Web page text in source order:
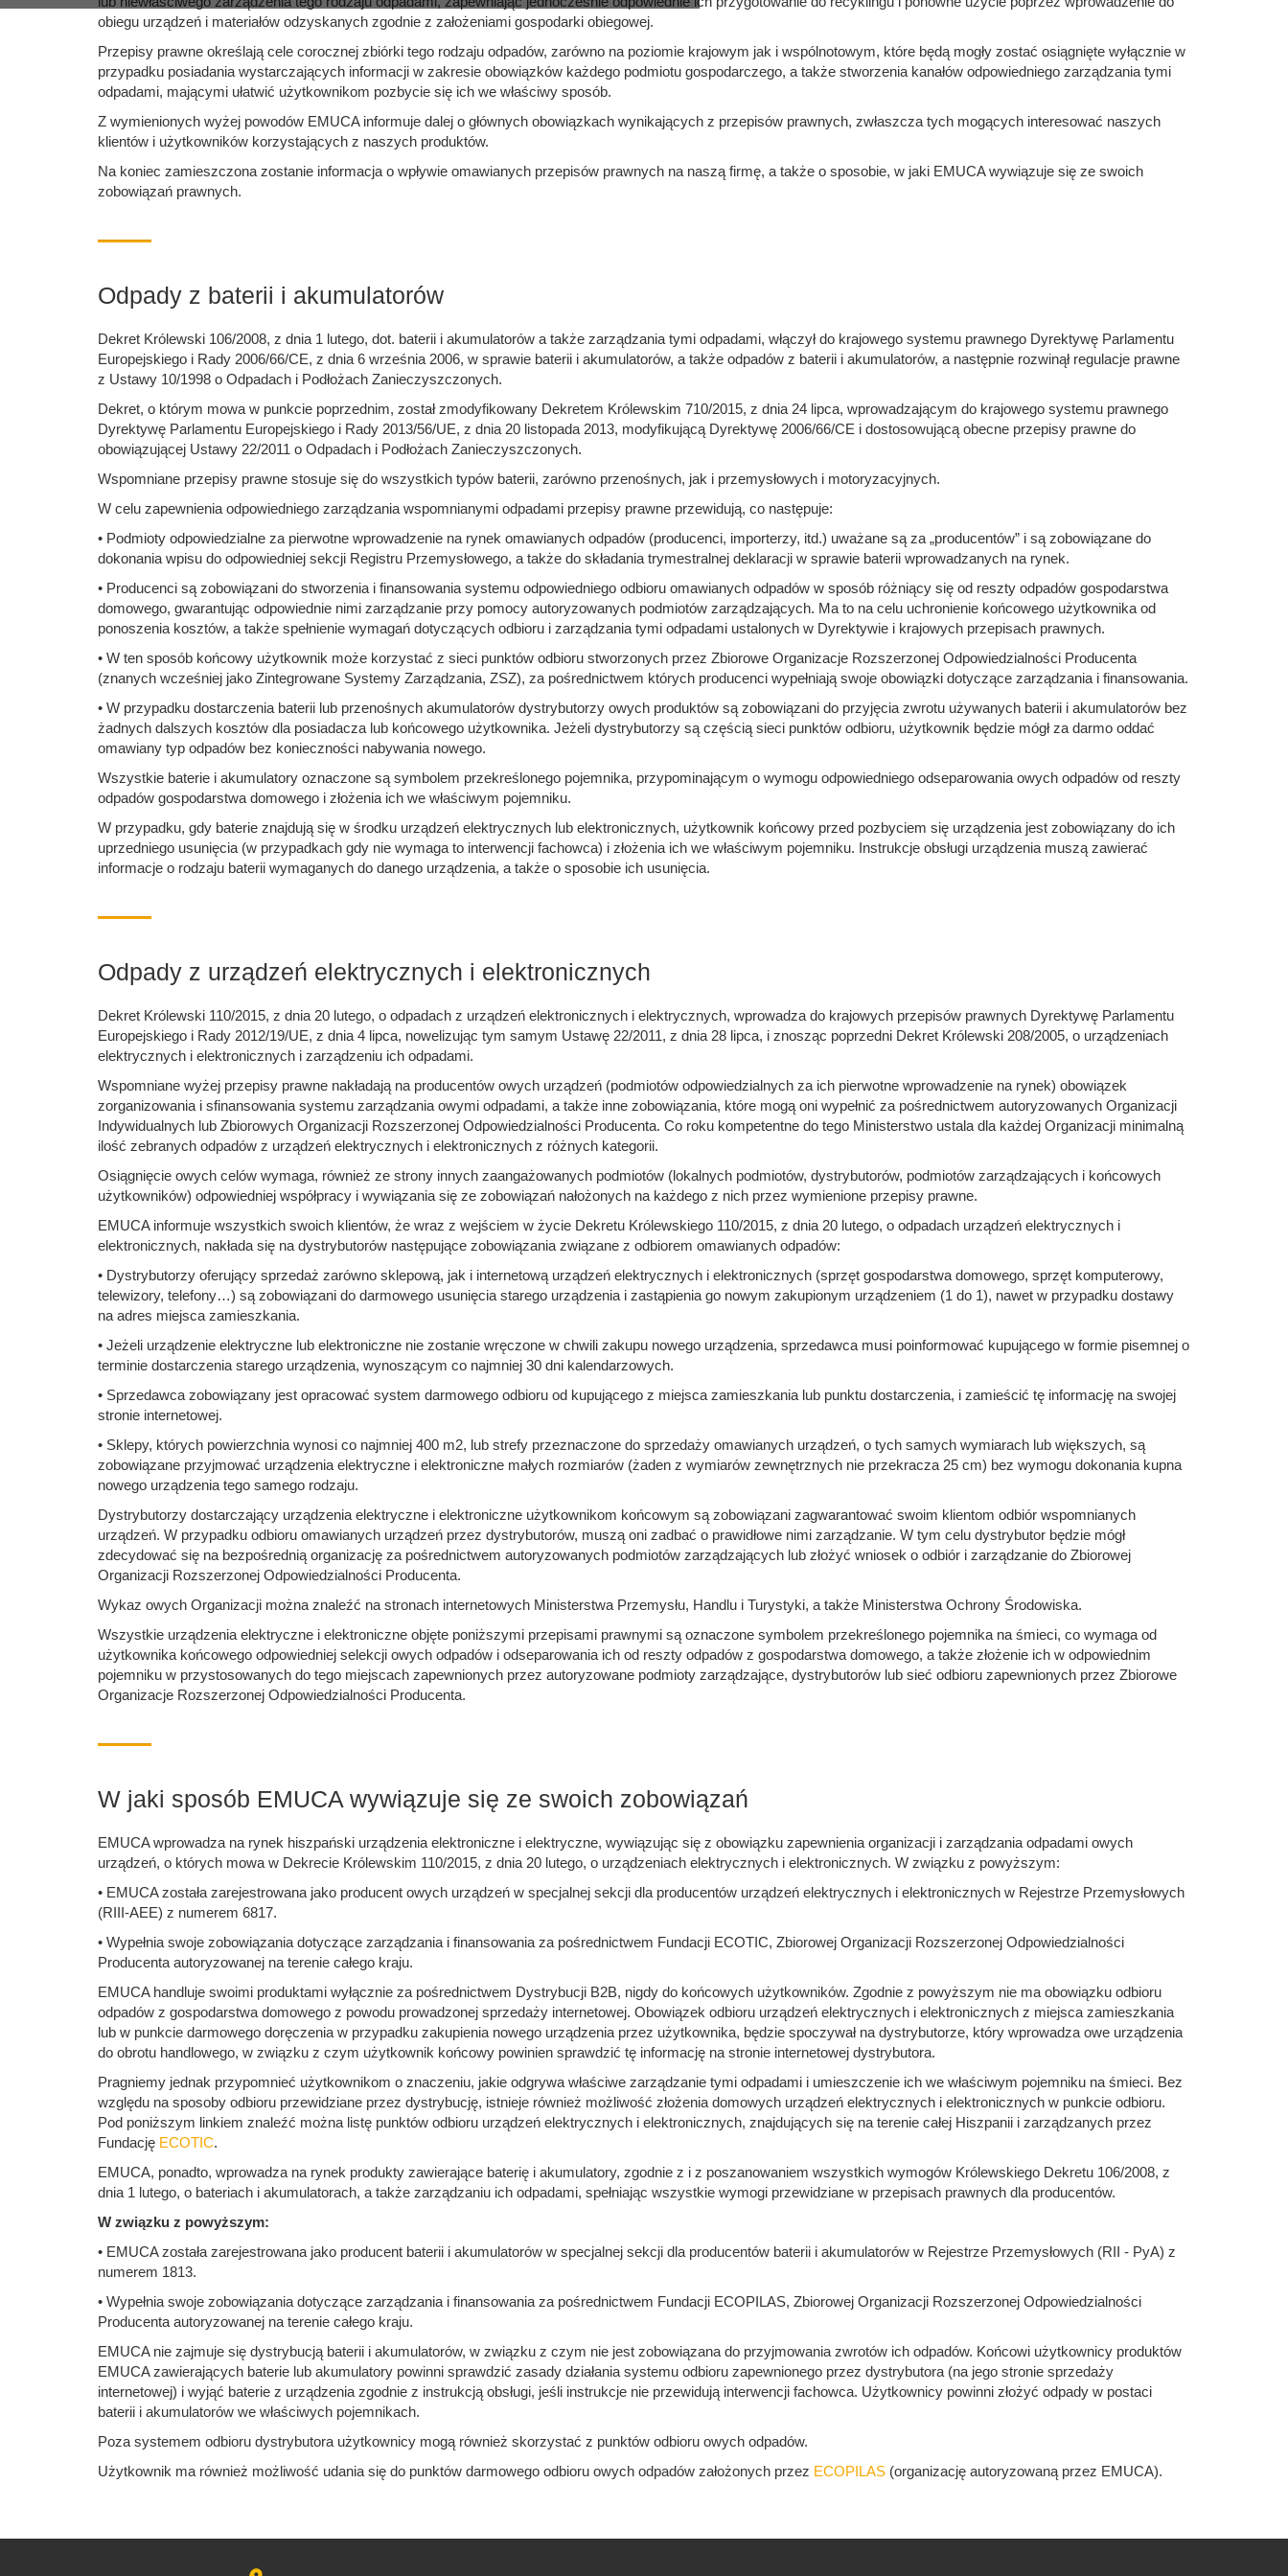
obiegu urządzeń i materiałów odzyskanych zgodnie z założeniami gospodarki obiegowej.
Przepisy prawne określają cele corocznej zbiórki tego rodzaju odpadów, zarówno na poziomie krajowym jak i wspólnotowym, które będą mogły zostać osiągnięte wyłącznie w
przypadku posiadania wystarczających informacji w zakresie obowiązków każdego podmiotu gospodarczego, a także stworzenia kanałów odpowiedniego zarządzania tymi
odpadami, mającymi ułatwić użytkownikom pozbycie się ich we właściwy sposób.
Z wymienionych wyżej powodów EMUCA informuje dalej o głównych obowiązkach wynikających z przepisów prawnych, zwłaszcza tych mogących interesować naszych
klientów i użytkowników korzystających z naszych produktów.
Na koniec zamieszczona zostanie informacja o wpływie omawianych przepisów prawnych na naszą firmę, a także o sposobie, w jaki EMUCA wywiązuje się ze swoich
zobowiązań prawnych.
Odpady z baterii i akumulatorów
Dekret Królewski 106/2008, z dnia 1 lutego, dot. baterii i akumulatorów a także zarządzania tymi odpadami, włączył do krajowego systemu prawnego Dyrektywę Parlamentu
Europejskiego i Rady 2006/66/CE, z dnia 6 września 2006, w sprawie baterii i akumulatorów, a także odpadów z baterii i akumulatorów, a następnie rozwinął regulacje prawne
z Ustawy 10/1998 o Odpadach i Podłożach Zanieczyszczonych.
Dekret, o którym mowa w punkcie poprzednim, został zmodyfikowany Dekretem Królewskim 710/2015, z dnia 24 lipca, wprowadzającym do krajowego systemu prawnego
Dyrektywę Parlamentu Europejskiego i Rady 2013/56/UE, z dnia 20 listopada 2013, modyfikującą Dyrektywę 2006/66/CE i dostosowującą obecne przepisy prawne do
obowiązującej Ustawy 22/2011 o Odpadach i Podłożach Zanieczyszczonych.
Wspomniane przepisy prawne stosuje się do wszystkich typów baterii, zarówno przenośnych, jak i przemysłowych i motoryzacyjnych.
W celu zapewnienia odpowiedniego zarządzania wspomnianymi odpadami przepisy prawne przewidują, co następuje:
• Podmioty odpowiedzialne za pierwotne wprowadzenie na rynek omawianych odpadów (producenci, importerzy, itd.) uważane są za „producentów” i są zobowiązane do
dokonania wpisu do odpowiedniej sekcji Registru Przemysłowego, a także do składania trymestralnej deklaracji w sprawie baterii wprowadzanych na rynek.
• Producenci są zobowiązani do stworzenia i finansowania systemu odpowiedniego odbioru omawianych odpadów w sposób różniący się od reszty odpadów gospodarstwa
domowego, gwarantując odpowiednie nimi zarządzanie przy pomocy autoryzowanych podmiotów zarządzających. Ma to na celu uchronienie końcowego użytkownika od
ponoszenia kosztów, a także spełnienie wymagań dotyczących odbioru i zarządzania tymi odpadami ustalonych w Dyrektywie i krajowych przepisach prawnych.
• W ten sposób końcowy użytkownik może korzystać z sieci punktów odbioru stworzonych przez Zbiorowe Organizacje Rozszerzonej Odpowiedzialności Producenta
(znanych wcześniej jako Zintegrowane Systemy Zarządzania, ZSZ), za pośrednictwem których producenci wypełniają swoje obowiązki dotyczące zarządzania i finansowania.
• W przypadku dostarczenia baterii lub przenośnych akumulatorów dystrybutorzy owych produktów są zobowiązani do przyjęcia zwrotu używanych baterii i akumulatorów bez
żadnych dalszych kosztów dla posiadacza lub końcowego użytkownika. Jeżeli dystrybutorzy są częścią sieci punktów odbioru, użytkownik będzie mógł za darmo oddać
omawiany typ odpadów bez konieczności nabywania nowego.
Wszystkie baterie i akumulatory oznaczone są symbolem przekreślonego pojemnika, przypominającym o wymogu odpowiedniego odseparowania owych odpadów od reszty
odpadów gospodarstwa domowego i złożenia ich we właściwym pojemniku.
W przypadku, gdy baterie znajdują się w środku urządzeń elektrycznych lub elektronicznych, użytkownik końcowy przed pozbyciem się urządzenia jest zobowiązany do ich
uprzedniego usunięcia (w przypadkach gdy nie wymaga to interwencji fachowca) i złożenia ich we właściwym pojemniku. Instrukcje obsługi urządzenia muszą zawierać
informacje o rodzaju baterii wymaganych do danego urządzenia, a także o sposobie ich usunięcia.
Odpady z urządzeń elektrycznych i elektronicznych
Dekret Królewski 110/2015, z dnia 20 lutego, o odpadach z urządzeń elektronicznych i elektrycznych, wprowadza do krajowych przepisów prawnych Dyrektywę Parlamentu
Europejskiego i Rady 2012/19/UE, z dnia 4 lipca, nowelizując tym samym Ustawę 22/2011, z dnia 28 lipca, i znosząc poprzedni Dekret Królewski 208/2005, o urządzeniach
elektrycznych i elektronicznych i zarządzeniu ich odpadami.
Wspomniane wyżej przepisy prawne nakładają na producentów owych urządzeń (podmiotów odpowiedzialnych za ich pierwotne wprowadzenie na rynek) obowiązek
zorganizowania i sfinansowania systemu zarządzania owymi odpadami, a także inne zobowiązania, które mogą oni wypełnić za pośrednictwem autoryzowanych Organizacji
Indywidualnych lub Zbiorowych Organizacji Rozszerzonej Odpowiedzialności Producenta. Co roku kompetentne do tego Ministerstwo ustala dla każdej Organizacji minimalną
ilość zebranych odpadów z urządzeń elektrycznych i elektronicznych z różnych kategorii.
Osiągnięcie owych celów wymaga, również ze strony innych zaangażowanych podmiotów (lokalnych podmiotów, dystrybutorów, podmiotów zarządzających i końcowych
użytkowników) odpowiedniej współpracy i wywiązania się ze zobowiązań nałożonych na każdego z nich przez wymienione przepisy prawne.
EMUCA informuje wszystkich swoich klientów, że wraz z wejściem w życie Dekretu Królewskiego 110/2015, z dnia 20 lutego, o odpadach urządzeń elektrycznych i
elektronicznych, nakłada się na dystrybutorów następujące zobowiązania związane z odbiorem omawianych odpadów:
• Dystrybutorzy oferujący sprzedaż zarówno sklepową, jak i internetową urządzeń elektrycznych i elektronicznych (sprzęt gospodarstwa domowego, sprzęt komputerowy,
telewizory, telefony…) są zobowiązani do darmowego usunięcia starego urządzenia i zastąpienia go nowym zakupionym urządzeniem (1 do 1), nawet w przypadku dostawy
na adres miejsca zamieszkania.
• Jeżeli urządzenie elektryczne lub elektroniczne nie zostanie wręczone w chwili zakupu nowego urządzenia, sprzedawca musi poinformować kupującego w formie pisemnej o
terminie dostarczenia starego urządzenia, wynoszącym co najmniej 30 dni kalendarzowych.
• Sprzedawca zobowiązany jest opracować system darmowego odbioru od kupującego z miejsca zamieszkania lub punktu dostarczenia, i zamieścić tę informację na swojej
stronie internetowej.
• Sklepy, których powierzchnia wynosi co najmniej 400 m2, lub strefy przeznaczone do sprzedaży omawianych urządzeń, o tych samych wymiarach lub większych, są
zobowiązane przyjmować urządzenia elektryczne i elektroniczne małych rozmiarów (żaden z wymiarów zewnętrznych nie przekracza 25 cm) bez wymogu dokonania kupna
nowego urządzenia tego samego rodzaju.
Dystrybutorzy dostarczający urządzenia elektryczne i elektroniczne użytkownikom końcowym są zobowiązani zagwarantować swoim klientom odbiór wspomnianych
urządzeń. W przypadku odbioru omawianych urządzeń przez dystrybutorów, muszą oni zadbać o prawidłowe nimi zarządzanie. W tym celu dystrybutor będzie mógł
zdecydować się na bezpośrednią organizację za pośrednictwem autoryzowanych podmiotów zarządzających lub złożyć wniosek o odbiór i zarządzanie do Zbiorowej
Organizacji Rozszerzonej Odpowiedzialności Producenta.
Wykaz owych Organizacji można znaleźć na stronach internetowych Ministerstwa Przemysłu, Handlu i Turystyki, a także Ministerstwa Ochrony Środowiska.
Wszystkie urządzenia elektryczne i elektroniczne objęte poniższymi przepisami prawnymi są oznaczone symbolem przekreślonego pojemnika na śmieci, co wymaga od
użytkownika końcowego odpowiedniej selekcji owych odpadów i odseparowania ich od reszty odpadów z gospodarstwa domowego, a także złożenie ich w odpowiednim
pojemniku w przystosowanych do tego miejscach zapewnionych przez autoryzowane podmioty zarządzające, dystrybutorów lub sieć odbioru zapewnionych przez Zbiorowe
Organizacje Rozszerzonej Odpowiedzialności Producenta.
W jaki sposób EMUCA wywiązuje się ze swoich zobowiązań
EMUCA wprowadza na rynek hiszpański urządzenia elektroniczne i elektryczne, wywiązując się z obowiązku zapewnienia organizacji i zarządzania odpadami owych
urządzeń, o których mowa w Dekrecie Królewskim 110/2015, z dnia 20 lutego, o urządzeniach elektrycznych i elektronicznych. W związku z powyższym:
• EMUCA została zarejestrowana jako producent owych urządzeń w specjalnej sekcji dla producentów urządzeń elektrycznych i elektronicznych w Rejestrze Przemysłowych
(RIII-AEE) z numerem 6817.
• Wypełnia swoje zobowiązania dotyczące zarządzania i finansowania za pośrednictwem Fundacji ECOTIC, Zbiorowej Organizacji Rozszerzonej Odpowiedzialności
Producenta autoryzowanej na terenie całego kraju.
EMUCA handluje swoimi produktami wyłącznie za pośrednictwem Dystrybucji B2B, nigdy do końcowych użytkowników. Zgodnie z powyższym nie ma obowiązku odbioru
odpadów z gospodarstwa domowego z powodu prowadzonej sprzedaży internetowej. Obowiązek odbioru urządzeń elektrycznych i elektronicznych z miejsca zamieszkania
lub w punkcie darmowego doręczenia w przypadku zakupienia nowego urządzenia przez użytkownika, będzie spoczywał na dystrybutorze, który wprowadza owe urządzenia
do obrotu handlowego, w związku z czym użytkownik końcowy powinien sprawdzić tę informację na stronie internetowej dystrybutora.
Pragniemy jednak przypomnieć użytkownikom o znaczeniu, jakie odgrywa właściwe zarządzanie tymi odpadami i umieszczenie ich we właściwym pojemniku na śmieci. Bez
względu na sposoby odbioru przewidziane przez dystrybucję, istnieje również możliwość złożenia domowych urządzeń elektrycznych i elektronicznych w punkcie odbioru.
Pod poniższym linkiem znaleźć można listę punktów odbioru urządzeń elektrycznych i elektronicznych, znajdujących się na terenie całej Hiszpanii i zarządzanych przez
Fundację ECOTIC.
EMUCA, ponadto, wprowadza na rynek produkty zawierające baterię i akumulatory, zgodnie z i z poszanowaniem wszystkich wymogów Królewskiego Dekretu 106/2008, z
dnia 1 lutego, o bateriach i akumulatorach, a także zarządzaniu ich odpadami, spełniając wszystkie wymogi przewidziane w przepisach prawnych dla producentów.
W związku z powyższym:
• EMUCA została zarejestrowana jako producent baterii i akumulatorów w specjalnej sekcji dla producentów baterii i akumulatorów w Rejestrze Przemysłowych (RII - PyA) z
numerem 1813.
• Wypełnia swoje zobowiązania dotyczące zarządzania i finansowania za pośrednictwem Fundacji ECOPILAS, Zbiorowej Organizacji Rozszerzonej Odpowiedzialności
Producenta autoryzowanej na terenie całego kraju.
EMUCA nie zajmuje się dystrybucją baterii i akumulatorów, w związku z czym nie jest zobowiązana do przyjmowania zwrotów ich odpadów. Końcowi użytkownicy produktów
EMUCA zawierających baterie lub akumulatory powinni sprawdzić zasady działania systemu odbioru zapewnionego przez dystrybutora (na jego stronie sprzedaży
internetowej) i wyjąć baterie z urządzenia zgodnie z instrukcją obsługi, jeśli instrukcje nie przewidują interwencji fachowca. Użytkownicy powinni złożyć odpady w postaci
baterii i akumulatorów we właściwych pojemnikach.
Poza systemem odbioru dystrybutora użytkownicy mogą również skorzystać z punktów odbioru owych odpadów.
Użytkownik ma również możliwość udania się do punktów darmowego odbioru owych odpadów założonych przez ECOPILAS (organizację autoryzowaną przez EMUCA).